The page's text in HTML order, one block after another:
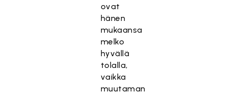
ovat
hänen
mukaansa
melko
hyvällä
tolalla,
vaikka
muutaman